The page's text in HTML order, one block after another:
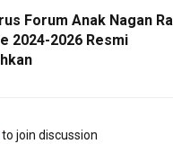
Forum Anak Nagan
2024-2026 Resmi
to join discussion